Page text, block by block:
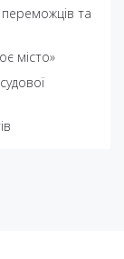
та
місто»